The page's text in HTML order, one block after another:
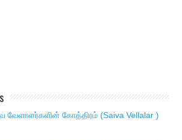
வேளாளர்களின் கோத்திரம் (Saiva Vellalar )